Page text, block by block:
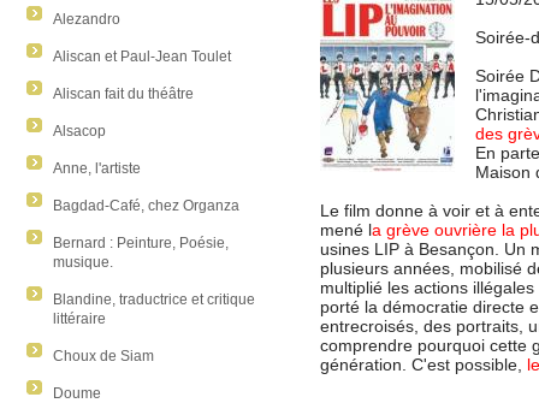
Alezandro
Aliscan et Paul-Jean Toulet
Aliscan fait du théâtre
Alsacop
Anne, l'artiste
Bagdad-Café, chez Organza
Bernard : Peinture, Poésie,
musique.
Blandine, traductrice et critique
littéraire
Choux de Siam
Doume
Soirée-
Soirée
des
En
Maison
Le film donne à voir et à
mené la grève ouvrière la
usines LIP à Besançon. Un
plusieurs années, mobilisé
multiplié les actions
porté la démocratie directe
entrecroisés, des portraits,
comprendre pourquoi cette
génération. C'est possible,